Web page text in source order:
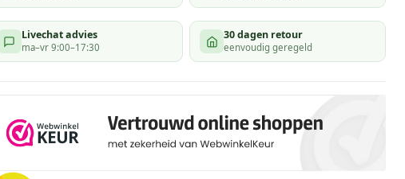
Livechat advies
ma–vr 9:00–17:30
30 dagen retour
eenvoudig geregeld